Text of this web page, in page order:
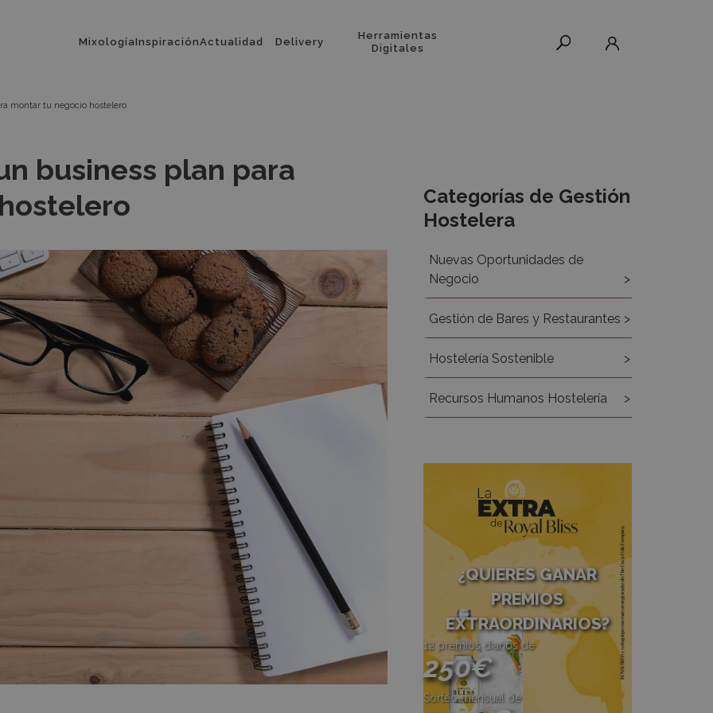
principal
MixologíaInspiraciónActualidad Delivery
Herramientas
Digitales
montar tu negocio hostelero
business plan para
Recursos
Categorías de Gestión
Hostelera
Nuevas Oportunidades de
Negocio
Gestión de Bares y Restaurantes
Hostelería Sostenible
Recursos Humanos Hostelería
¿QUIERES GANAR
PREMIOS
EXTRAORDINARIOS?
12 premios diarios de
250€
Sorteo mensual de